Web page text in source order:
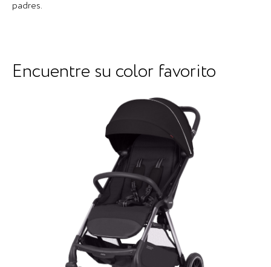
padres.
Encuentre su color favorito